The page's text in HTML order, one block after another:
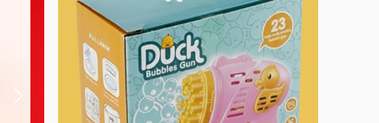
Toptan Oyuncak Çim adam
Küçük